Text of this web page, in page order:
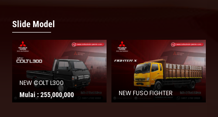
Slide Model
NEW FUSO FIGHTER
Destinator
Mulai :527,500,000